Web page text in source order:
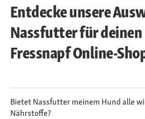
Entdecke unsere
Nassfutter für deinen
Fressnapf Online-
Bietet Nassfutter meinem Hund alle
Nährstoffe?